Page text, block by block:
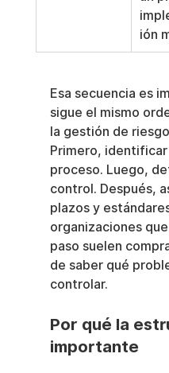
ión
Esa secuencia es
sigue el mismo
la gestión de
Primero,
proceso. Luego,
control. Después,
plazos y
organizaciones
paso suelen
de saber qué
controlar.
Por qué la
importante